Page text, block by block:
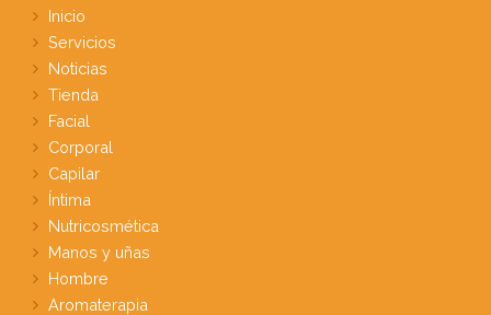
Inicio
Servicios
Noticias
Tienda
Facial
Corporal
Capilar
Íntima
Nutricosmética
Manos y uñas
Hombre
Aromaterapia